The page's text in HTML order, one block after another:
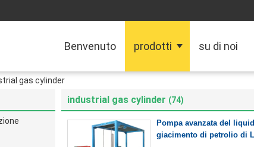
Benvenuto prodotti su di noi
gas cylinder
industrial gas cylinder (74)
Pompa avanzata del
giacimento di petrolio di